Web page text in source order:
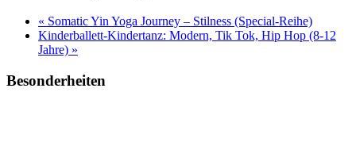
« Somatic Yin Yoga Journey – Stilness (Special-Reihe)
Kinderballett-Kindertanz: Modern, Tik Tok, Hip Hop (8-12
Jahre) »
Besonderheiten